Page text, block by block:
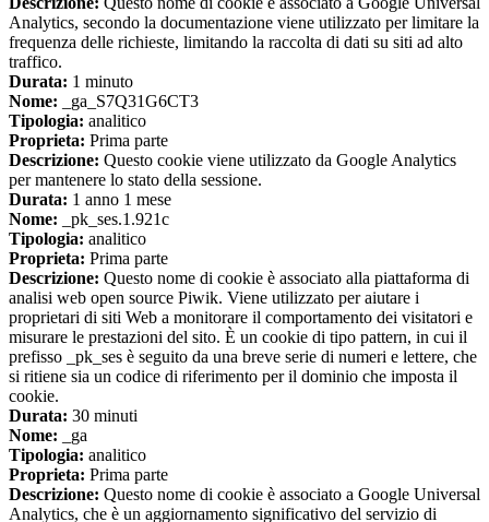
Analytics, secondo la documentazione viene utilizzato per limitare la
frequenza delle richieste, limitando la raccolta di dati su siti ad alto
traffico.
Durata: 1 minuto
Nome: _ga_S7Q31G6CT3
Tipologia: analitico
Proprieta: Prima parte
Descrizione: Questo cookie viene utilizzato da Google Analytics
per mantenere lo stato della sessione.
Durata: 1 anno 1 mese
Nome: _pk_ses.1.921c
Tipologia: analitico
Proprieta: Prima parte
Descrizione: Questo nome di cookie è associato alla piattaforma di
analisi web open source Piwik. Viene utilizzato per aiutare i
proprietari di siti Web a monitorare il comportamento dei visitatori e
misurare le prestazioni del sito. È un cookie di tipo pattern, in cui il
prefisso _pk_ses è seguito da una breve serie di numeri e lettere, che
si ritiene sia un codice di riferimento per il dominio che imposta il
cookie.
Durata: 30 minuti
Nome: _ga
Tipologia: analitico
Proprieta: Prima parte
Descrizione: Questo nome di cookie è associato a Google Universal
Analytics, che è un aggiornamento significativo del servizio di